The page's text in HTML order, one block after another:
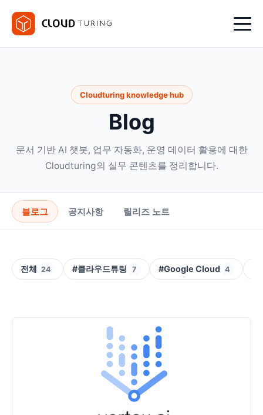
Cloudturing knowledge hub
Blog
문서 기반 AI 챗봇, 업무 자동화, 운영 데이터 활용에 대한
Cloudturing의 실무 콘텐츠를 정리합니다.
블로그 공지사항 릴리즈 노트
전체 24 #클라우드튜링 7 #Google Cloud 4